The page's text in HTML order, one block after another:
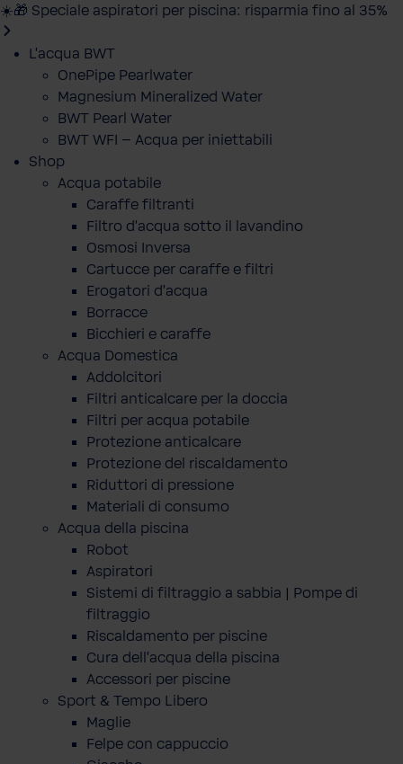
☀️🎁 Speciale aspiratori per piscina: risparmia fino al 35%
L'acqua BWT
OnePipe Pearlwater
Magnesium Mineralized Water
BWT Pearl Water
BWT WFI – Acqua per iniettabili
Shop
Acqua potabile
Caraffe filtranti
Filtro d'acqua sotto il lavandino
Osmosi Inversa
Cartucce per caraffe e filtri
Erogatori d'acqua
Borracce
Bicchieri e caraffe
Acqua Domestica
Addolcitori
Filtri anticalcare per la doccia
Filtri per acqua potabile
Protezione anticalcare
Protezione del riscaldamento
Riduttori di pressione
Materiali di consumo
Acqua della piscina
Robot
Aspiratori
Sistemi di filtraggio a sabbia | Pompe di
filtraggio
Riscaldamento per piscine
Cura dell'acqua della piscina
Accessori per piscine
Sport & Tempo Libero
Maglie
Felpe con cappuccio